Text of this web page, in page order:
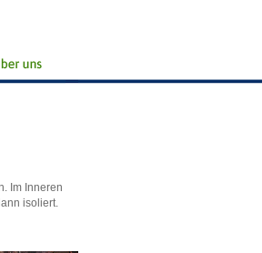
Im Inneren
isoliert.